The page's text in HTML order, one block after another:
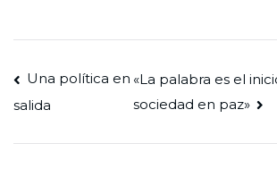
Navegación
de
Una política en
salida
«La palabra es el
sociedad en paz»